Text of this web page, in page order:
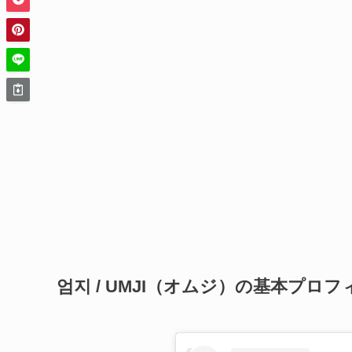
엄지 / UMJI（オムジ）の基本プロフ